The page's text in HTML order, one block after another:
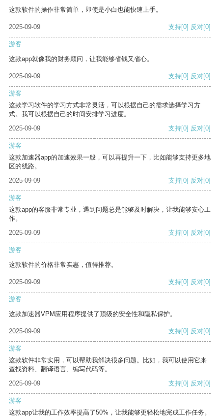
这款软件的操作非常简单，即使是小白也能快速上手。
2025-09-09 支持[0] 反对[0]
游客
这款app就像我的财务顾问，让我能够省钱又省心。
2025-09-09 支持[0] 反对[0]
游客
这款学习软件的学习方式非常灵活，可以根据自己的需求选择学习方
式。我可以根据自己的时间安排学习进度。
2025-09-09
支持[0] 反对[0]
游客
这款加速器app的加速效果一般，可以再提升一下，比如能够支持更多地
区的线路。
2025-09-09
支持[0] 反对[0]
游客
这款app的客服非常专业，遇到问题总是能够及时解决，让我能够安心工
作。
2025-09-09
支持[0] 反对[0]
游客
这款软件的价格非常实惠，值得推荐。
2025-09-09 支持[0] 反对[0]
游客
这款加速器VPM应用程序提供了顶级的安全性和隐私保护。
2025-09-09 支持[0] 反对[0]
游客
这款软件非常实用，可以帮助我解决很多问题。比如，我可以使用它来
查找资料、翻译语言、编写代码等。
2025-09-09
支持[0] 反对[0]
游客
这款app让我的工作效率提高了50%，让我能够更轻松地完成工作任务。